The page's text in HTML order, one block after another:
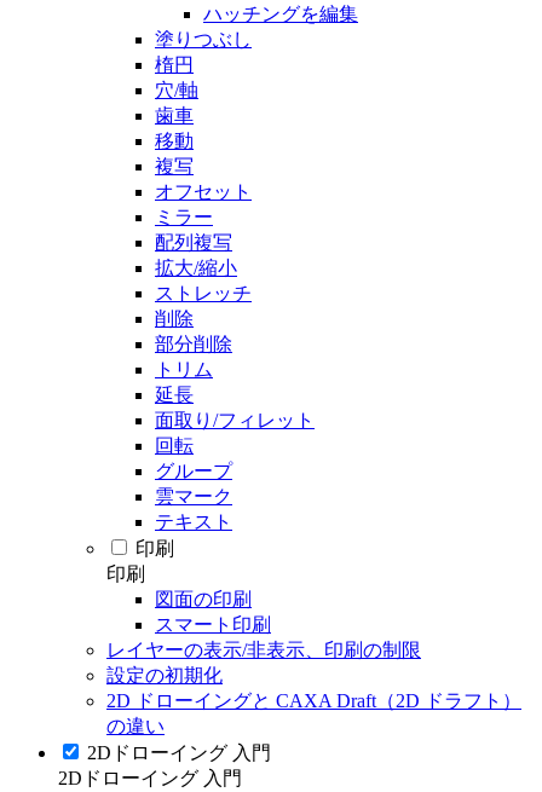
ハッチングを編集
塗りつぶし
楕円
穴/軸
歯車
移動
複写
オフセット
ミラー
配列複写
拡大/縮小
ストレッチ
削除
部分削除
トリム
延長
面取り/フィレット
回転
グループ
雲マーク
テキスト
印刷
印刷
図面の印刷
スマート印刷
レイヤーの表示/非表示、印刷の制限
設定の初期化
2D ドローイングと CAXA Draft（2D ドラフト）
の違い
2Dドローイング 入門
2Dドローイング 入門